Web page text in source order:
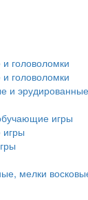
головоломки
головоломки
и
игры
игры
мелки